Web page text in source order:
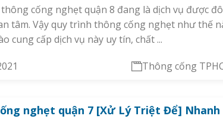
cống nghẹt quận 8 đang là dịch vụ được
tâm. Vậy quy trình thông cống nghẹt như thế
cung cấp dịch vụ này uy tín, chất ...
Thông cống
nghẹt quận 7 [Xử Lý Triệt Để] Nhanh